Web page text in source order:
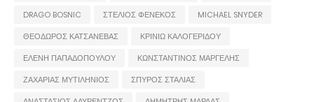
DRAGO BOSNIC
ΣΤΕΛΙΟΣ ΦΕΝΕΚΟΣ
MICHAEL SNYDER
ΘΕΟΔΩΡΟΣ ΚΑΤΣΑΝΕΒΑΣ
ΚΡΙΝΙΩ ΚΑΛΟΓΕΡΙΔΟΥ
ΕΛΕΝΗ ΠΑΠΑΔΟΠΟΥΛΟΥ
ΚΩΝΣΤΑΝΤΙΝΟΣ ΜΑΡΓΕΛΗΣ
ΖΑΧΑΡΙΑΣ ΜΥΤΙΛΗΝΙΟΣ
ΣΠΥΡΟΣ ΣΤΑΛΙΑΣ